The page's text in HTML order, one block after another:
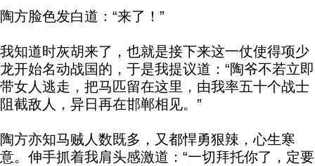
陶方脸色发白道：“来了！”
我知道时灰胡来了，也就是接下来这一仗使得项少
龙开始名动战国的，于是我提议道：“陶爷不若立即
带女人逃走，把马匹留在这里，由我率五十个战士
阻截敌人，异日再在邯郸相见。”
陶方亦知马贼人数既多，又都悍勇狠辣，心生寒
意。伸手抓着我肩头感激道：“一切拜托你了，定要